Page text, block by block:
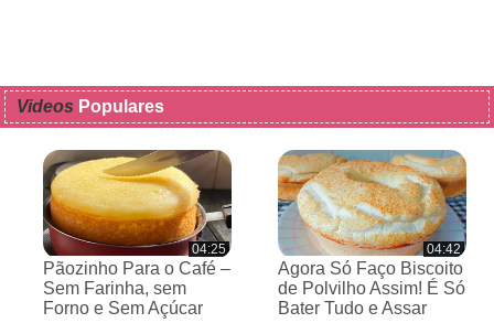
Videos Populares
04:25
Pãozinho Para o Café –
Sem Farinha, sem
Forno e Sem Açúcar
04:42
Agora Só Faço Biscoito
de Polvilho Assim! É Só
Bater Tudo e Assar